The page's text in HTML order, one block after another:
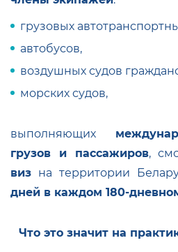
грузовых
автобусов,
воздушных судов
морских судов,
выполняющих
грузов и пассажиров,
виз на территории
дней в каждом 180-
Что это значит на